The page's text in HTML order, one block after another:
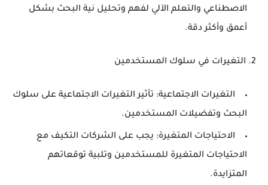
الاصطناعي والتعلم الآلي لفهم وتحليل نية البحث بشكل
أعمق وأكثر دقة.
2. التغيرات في سلوك المستخدمين
التغيرات الاجتماعية: تأثير التغيرات الاجتماعية على سلوك
البحث وتفضيلات المستخدمين.
الاحتياجات المتغيرة: يجب على الشركات التكيف مع
الاحتياجات المتغيرة للمستخدمين وتلبية توقعاتهم
المتزايدة.